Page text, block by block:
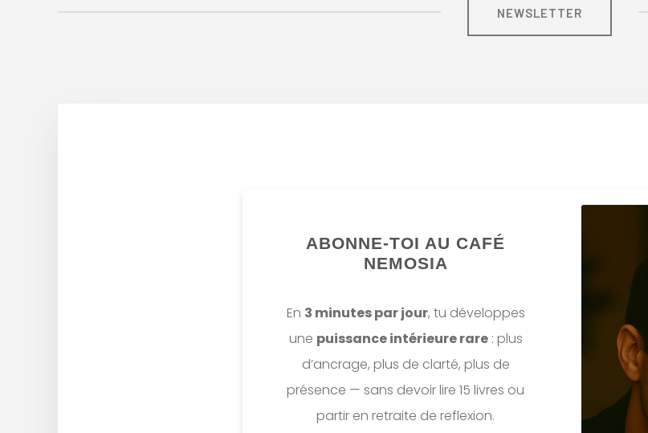
NEWSLETTER
ABONNE-TOI AU CAFÉ
NEMOSIA
En 3 minutes par jour, tu développes
une puissance intérieure rare: plus
d’ancrage, plus de clarté, plus de
présence — sans devoir lire 15 livres ou
partir en retraite de reflexion.